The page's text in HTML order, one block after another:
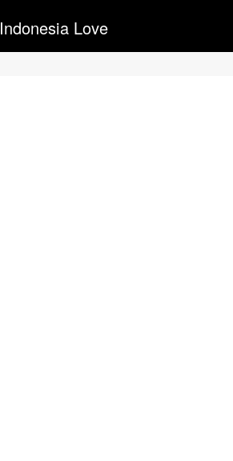
Indonesia Love